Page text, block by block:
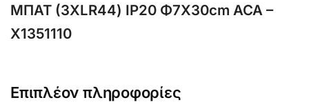
ΜΠΑΤ (3XLR44) IP20 Φ7X30cm ACA –
X1351110
Επιπλέον πληροφορίες